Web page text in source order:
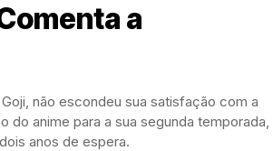
a
não escondeu sua satisfação com a
anime para a sua segunda temporada,
anos de espera.